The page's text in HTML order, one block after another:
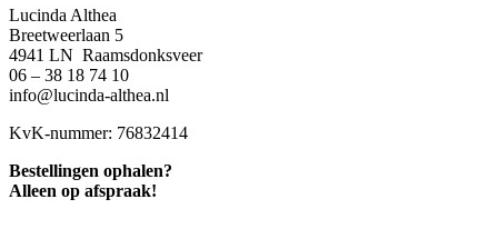
Lucinda Althea
Breetweerlaan 5
4941 LN Raamsdonksveer
06 – 38 18 74 10
info@lucinda-althea.nl
KvK-nummer: 76832414
Bestellingen ophalen?
Alleen op afspraak!